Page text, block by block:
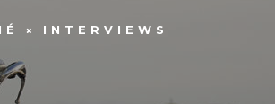
INTERVIEWS